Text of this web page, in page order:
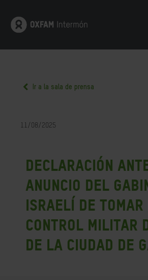
Ir a la sala de prensa
11/08/2025
Declaración
anuncio del
israelí de
control militar
de la Ciudad de